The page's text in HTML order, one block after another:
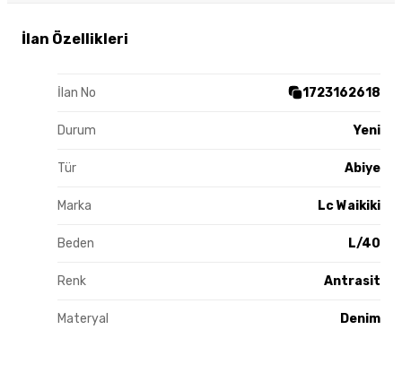
İlan Özellikleri
İlan No 1723162618
Durum Yeni
Tür Abiye
Marka Lc Waikiki
Beden L/40
Renk Antrasit
Materyal Denim